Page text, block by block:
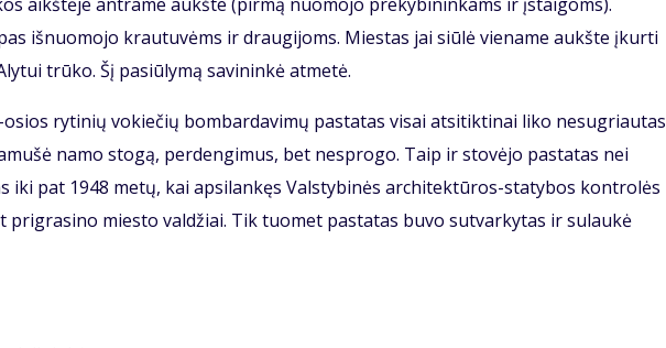
išnuomojo krautuvėms ir draugijoms. Miestas jai siūlė viename aukšte įkurti
trūko. Šį pasiūlymą savininkė atmetė.
osios rytinių vokiečių bombardavimų pastatas visai atsitiktinai liko nesugriautas
namo stogą, perdengimus, bet nesprogo. Taip ir stovėjo pastatas nei
iki pat 1948 metų, kai apsilankęs Valstybinės architektūros-statybos kontrolės
miesto valdžiai. Tik tuomet pastatas buvo sutvarkytas ir sulaukė